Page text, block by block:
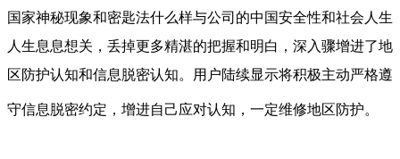
国家神秘现象和密匙法什么样与公司的中国安全性和社会人生
人生息息想关，丢掉更多精湛的把握和明白，深入骤增进了地
区防护认知和信息脱密认知。用户陆续显示将积极主动严格遵
守信息脱密约定，增进自己应对认知，一定维修地区防护。